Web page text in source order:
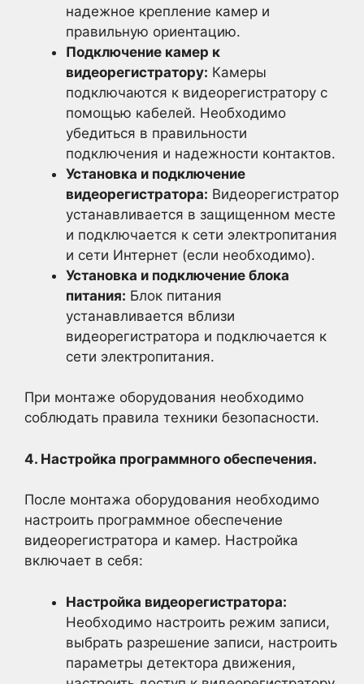
надежное крепление камер и
правильную ориентацию.
Подключение камер к
видеорегистратору: Камеры
подключаются к видеорегистратору с
помощью кабелей. Необходимо
убедиться в правильности
подключения и надежности контактов.
Установка и подключение
видеорегистратора: Видеорегистратор
устанавливается в защищенном месте
и подключается к сети электропитания
и сети Интернет (если необходимо).
Установка и подключение блока
питания: Блок питания
устанавливается вблизи
видеорегистратора и подключается к
сети электропитания.
При монтаже оборудования необходимо
соблюдать правила техники безопасности.
4. Настройка программного обеспечения.
После монтажа оборудования необходимо
настроить программное обеспечение
видеорегистратора и камер. Настройка
включает в себя:
Настройка видеорегистратора:
Необходимо настроить режим записи,
выбрать разрешение записи, настроить
параметры детектора движения,